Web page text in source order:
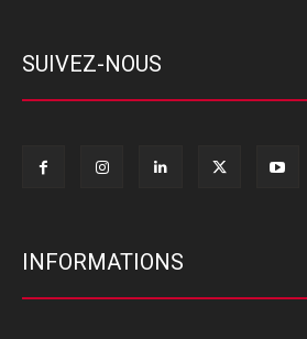
SUIVEZ-NOUS
INFORMATIONS